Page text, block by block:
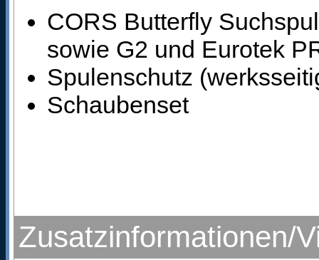
CORS Butterfly
sowie G2 und Eurotek
Spulenschutz
Schaubenset
Zusatzinformationen/